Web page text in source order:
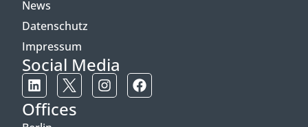
News
Datenschutz
Impressum
Social Media
Offices